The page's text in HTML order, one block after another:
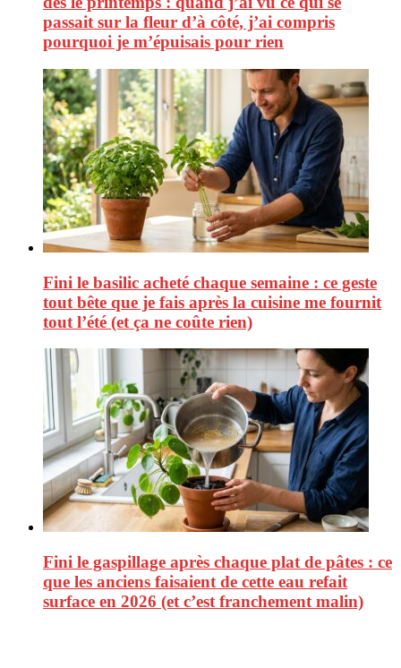
passait sur la fleur d’à côté, j’ai compris
pourquoi je m’épuisais pour rien
Fini le basilic acheté chaque semaine : ce geste
tout bête que je fais après la cuisine me fournit
tout l’été (et ça ne coûte rien)
Fini le gaspillage après chaque plat de pâtes : ce
que les anciens faisaient de cette eau refait
surface en 2026 (et c’est franchement malin)